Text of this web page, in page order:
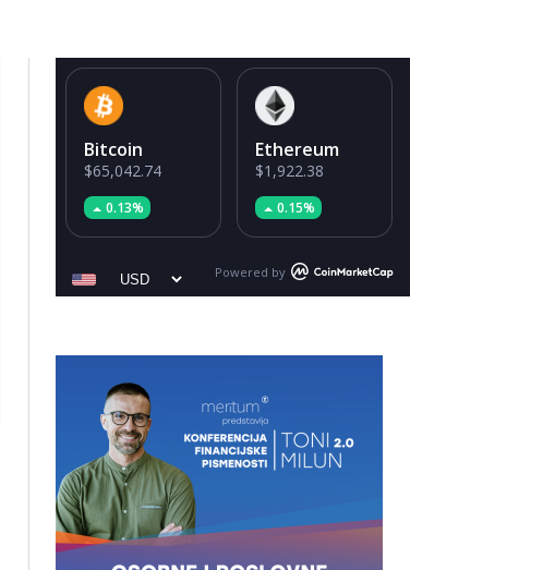
Bitcoin
$65,042.74
0.13%
Ethereum
$1,922.38
0.15%
Powered by